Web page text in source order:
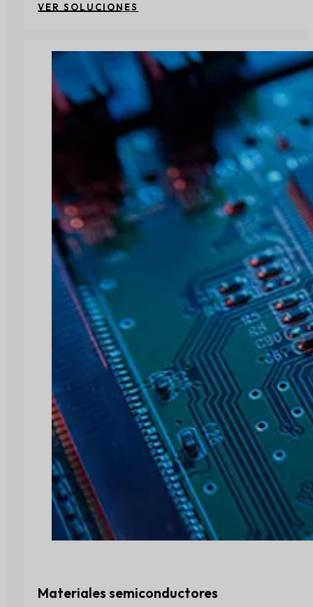
VER SOLUCIONES
Materiales semiconductores